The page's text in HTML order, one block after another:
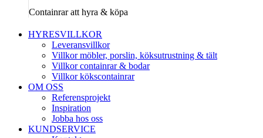
Containrar att hyra & köpa
HYRESVILLKOR
Leveransvillkor
Villkor möbler, porslin, köksutrustning & tält
Villkor containrar & bodar
Villkor kökscontainrar
OM OSS
Referensprojekt
Inspiration
Jobba hos oss
KUNDSERVICE